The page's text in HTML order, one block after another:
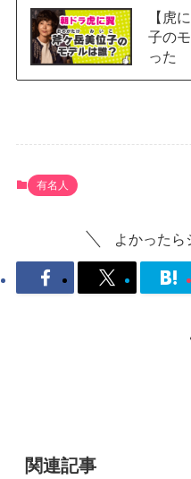
【虎
子の
った
有名人
よかったら
関連記事